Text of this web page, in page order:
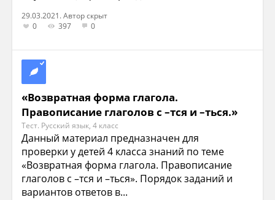
29.03.2021. Автор скрыт
0
397 0
«Возвратная форма глагола.
Правописание глаголов с –тся и –ться.»
Тест. Русский язык, 4 класс
Данный материал предназначен для
проверки у детей 4 класса знаний по теме
«Возвратная форма глагола. Правописание
глаголов с –тся и –ться». Порядок заданий и
вариантов ответов в...